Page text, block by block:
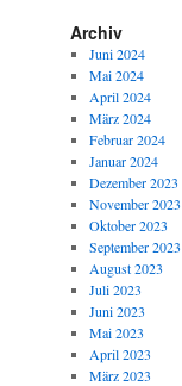
Archiv
Juni 2024
Mai 2024
April 2024
März 2024
Februar 2024
Januar 2024
Dezember 2023
November 2023
Oktober 2023
September 2023
August 2023
Juli 2023
Juni 2023
Mai 2023
April 2023
März 2023